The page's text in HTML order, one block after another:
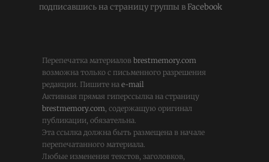
подписавшись на страницу группы вFacebook
Перепечатка материалов brestmemory.com
возможна только с письменного разрешения
редакции. Пишите на e-mail
Активная прямая гиперссылка на страницу
brestmemory.com , содержащую оригинал
публикации, обязательна.
Эта ссылка должна быть размещена в начале
перепечатанного материала.
Любые изменения текстов, заголовков,